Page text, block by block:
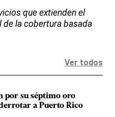
que extienden el
de la cobertura basada
Ver todos
por su séptimo oro
a Puerto Rico